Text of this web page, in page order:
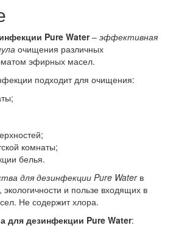
Pure Water– эффективная
очищения различных
эфирных масел.
подходит для очищения:
комнаты;
белья.
для дезинфекции Pure Waterв
и пользе входящих в
Не содержит хлора.
для дезинфекции Pure Water: